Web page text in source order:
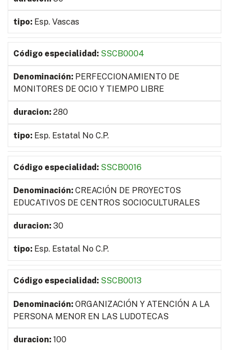
Esp. Vascas
SSCB0004
PERFECCIONAMIENTO DE
MONITORES DE OCIO Y TIEMPO LIBRE
280
Esp. Estatal No C.P.
SSCB0016
CREACIÓN DE PROYECTOS
EDUCATIVOS DE CENTROS SOCIOCULTURALES
30
Esp. Estatal No C.P.
SSCB0013
ORGANIZACIÓN Y ATENCIÓN A LA
PERSONA MENOR EN LAS LUDOTECAS
100